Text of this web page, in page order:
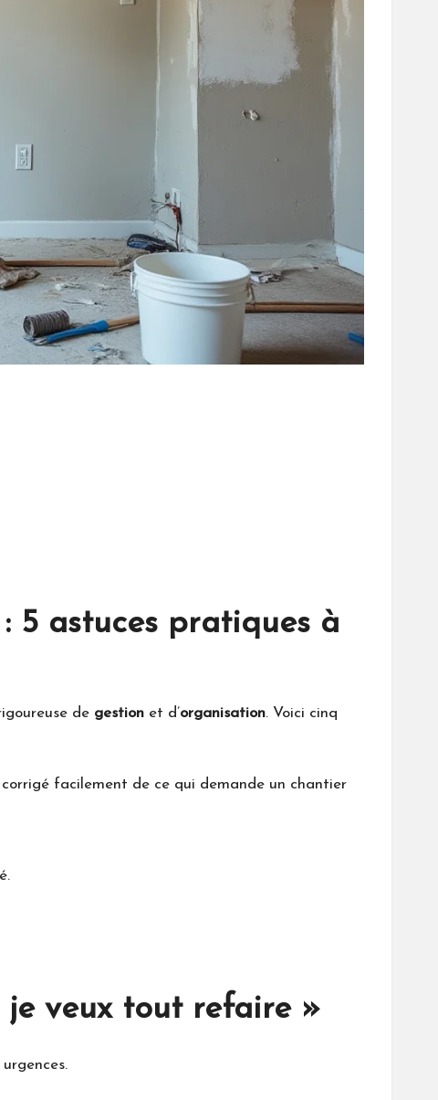
5 astuces pratiques à
de gestion et d’organisation. Voici cinq
facilement de ce qui demande un chantier
veux tout refaire »